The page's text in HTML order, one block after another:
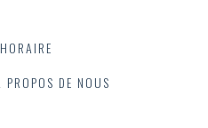
HORAIRE
PROPOS DE NOUS